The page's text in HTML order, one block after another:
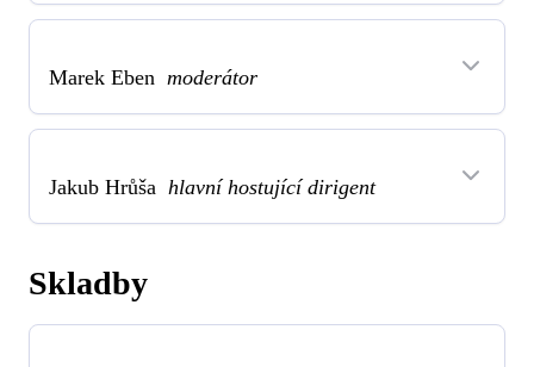
Marek Eben moderátor
Jakub Hrůša hlavní hostující dirigent
Skladby